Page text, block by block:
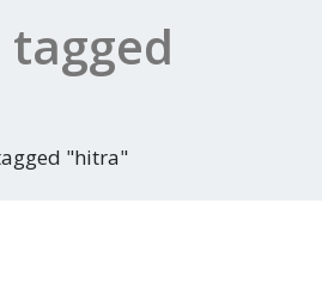
tagged
"hitra"